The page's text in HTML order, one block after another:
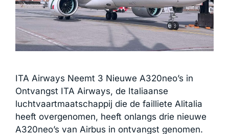
ITA Airways Neemt 3 Nieuwe A320neo’s in
Ontvangst ITA Airways, de Italiaanse
luchtvaartmaatschappij die de failliete Alitalia
heeft overgenomen, heeft onlangs drie nieuwe
A320neo’s van Airbus in ontvangst genomen.